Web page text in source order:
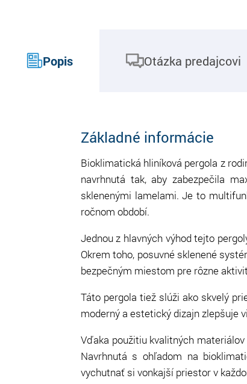
Popis Otázka predajcovi
Základné informácie
Bioklimatická hliníková pergola z
navrhnutá tak, aby zabezpečila
sklenenými lamelami. Je to
ročnom období.
Jednou z hlavných výhod tejto
Okrem toho, posuvné sklenené
bezpečným miestom pre rôzne
Táto pergola tiež slúži ako skvelý
moderný a estetický dizajn zlepšuje
Vďaka použitiu kvalitných
Navrhnutá s ohľadom na
vychutnať si vonkajší priestor v